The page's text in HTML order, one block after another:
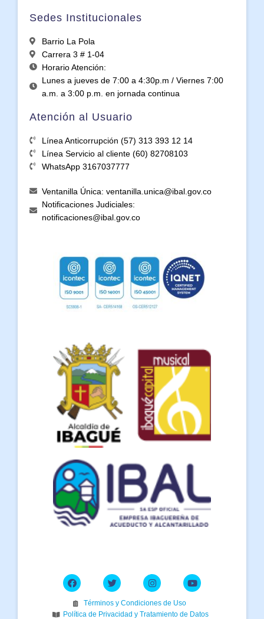
Sedes Institucionales
Barrio La Pola
Carrera 3 # 1-04
Horario Atención:
Lunes a jueves de 7:00 a 4:30p.m / Viernes 7:00
a.m. a 3:00 p.m. en jornada continua
Atención al Usuario
Línea Anticorrupción (57) 313 393 12 14
Línea Servicio al cliente (60) 82708103
WhatsApp 3167037777
Ventanilla Única: ventanilla.unica@ibal.gov.co
Notificaciones Judiciales:
notificaciones@ibal.gov.co
Términos y Condiciones de Uso
Política de Privacidad y Tratamiento de Datos